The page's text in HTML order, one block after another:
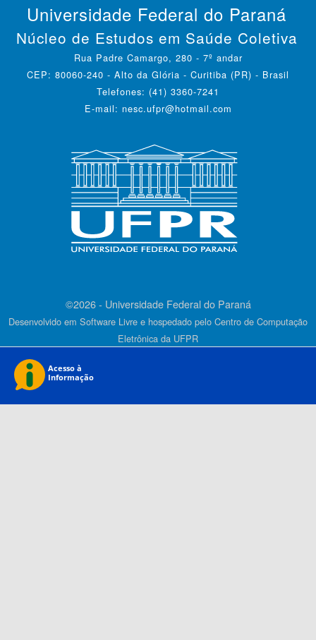
Universidade Federal do Paraná
Núcleo de Estudos em Saúde Coletiva
Rua Padre Camargo, 280 - 7º andar
CEP: 80060-240 - Alto da Glória - Curitiba (PR) - Brasil
Telefones: (41) 3360-7241
E-mail: nesc.ufpr@hotmail.com
©2026 - Universidade Federal do Paraná
Desenvolvido em Software Livre e hospedado pelo Centro de Computação
Eletrônica da UFPR